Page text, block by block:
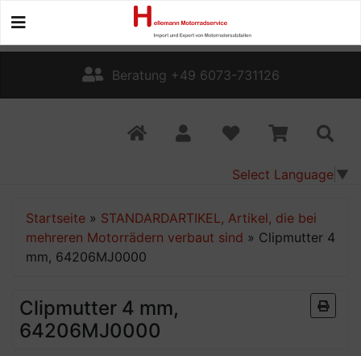
Beratung +49 6073-731126
Select Language ▼
Startseite » STANDARDARTIKEL, Artikel, die bei
mehreren Motorrädern verbaut sind » Clipmutter 4
mm, 64206MJ0000
Clipmutter 4 mm,
64206MJ0000